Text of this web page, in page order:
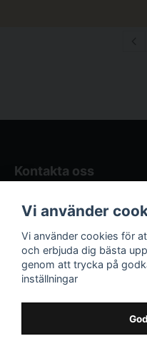
Kontakta oss
Butikens öppettider
Kontakta oss
Följ oss på sociala
medier!
Vi använder
Vi använder cookies för
och erbjuda dig bästa
genom att trycka på
inställningar